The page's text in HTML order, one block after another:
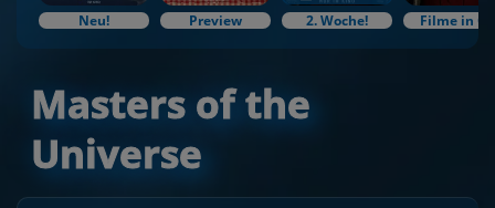
Neu! Preview 2. Woche! Filme in
Masters of the
Universe